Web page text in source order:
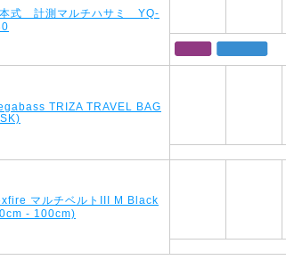
式 計測マルチハサミ YQ-
TRIZA TRAVEL BAG
マルチベルトIII M Black
- 100cm)